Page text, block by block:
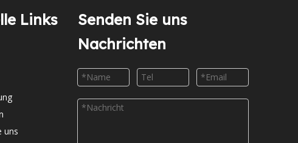
Links
uns
Senden Sie uns
Nachrichten